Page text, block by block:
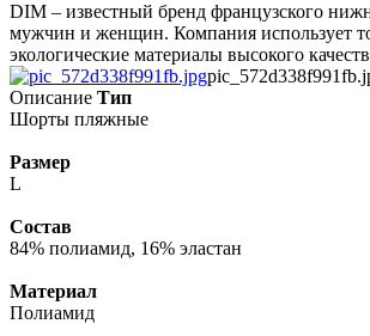
DIM – известный бренд французского
мужчин и женщин. Компания использует
экологические материалы высокого
Описание Тип
Шорты пляжные
Размер
L
Состав
84% полиамид, 16% эластан
Материал
Полиамид